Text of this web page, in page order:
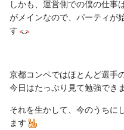
しかも、運営側での僕の仕事
がメインなので、パーティが
す
京都コンペではほとんど選手
今日はたっぷり見て勉強でき
それを生かして、今のうちに
ます